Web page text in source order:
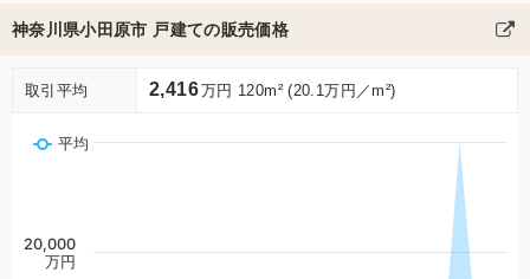
神奈川県小田原市 戸建ての販売価格
取引平均 2,416万円 120m² (20.1万円／m²)
平均
20,000
万円